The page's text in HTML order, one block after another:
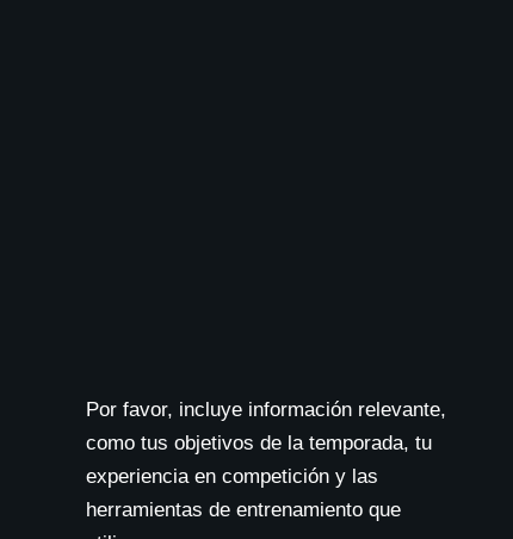
Por favor, incluye información relevante,
como tus objetivos de la temporada, tu
experiencia en competición y las
herramientas de entrenamiento que